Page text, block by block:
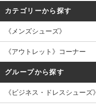
カテゴリーから探す
《メンズシューズ》
《アウトレット》コーナー
グループから探す
《ビジネス・ドレスシューズ》